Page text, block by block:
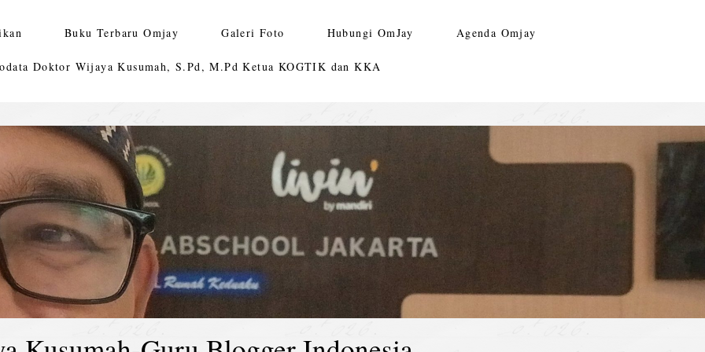
Buku Terbaru Omjay Galeri Foto Hubungi OmJay Agenda Omjay
Doktor Wijaya Kusumah, S.Pd, M.Pd Ketua KOGTIK dan KKA